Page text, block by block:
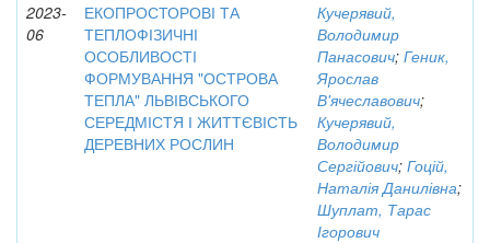
2023-
06
ЕКОПРОСТОРОВІ ТА
ТЕПЛОФІЗИЧНІ
ОСОБЛИВОСТІ
ФОРМУВАННЯ "ОСТРОВА
ТЕПЛА" ЛЬВІВСЬКОГО
СЕРЕДМІСТЯ І ЖИТТЄВІСТЬ
ДЕРЕВНИХ РОСЛИН
Кучерявий,
Володимир
Панасович; Геник,
Ярослав
В'ячеславович;
Кучерявий,
Володимир
Сергійович; Гоцій,
Наталія Данилівна;
Шуплат, Тарас
Ігорович